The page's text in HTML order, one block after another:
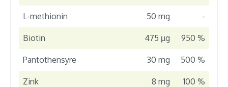
L-methionin 50 mg -
Biotin 475 µg 950 %
Pantothensyre 30 mg 500 %
Zink 8 mg 100 %